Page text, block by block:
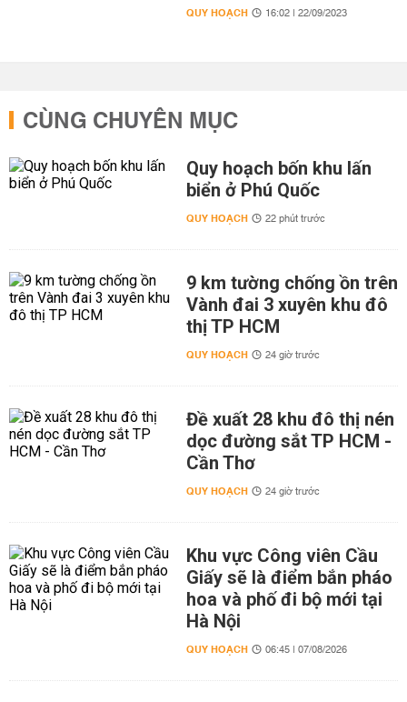
QUY HOẠCH 16:02 | 22/09/2023
CÙNG CHUYÊN MỤC
Quy hoạch bốn khu lấn
biển ở Phú Quốc
QUY HOẠCH 22 phút trước
9 km tường chống ồn trên
Vành đai 3 xuyên khu đô
thị TP HCM
QUY HOẠCH 24 giờ trước
Đề xuất 28 khu đô thị nén
dọc đường sắt TP HCM -
Cần Thơ
QUY HOẠCH 24 giờ trước
Khu vực Công viên Cầu
Giấy sẽ là điểm bắn pháo
hoa và phố đi bộ mới tại
Hà Nội
QUY HOẠCH 06:45 | 07/08/2026